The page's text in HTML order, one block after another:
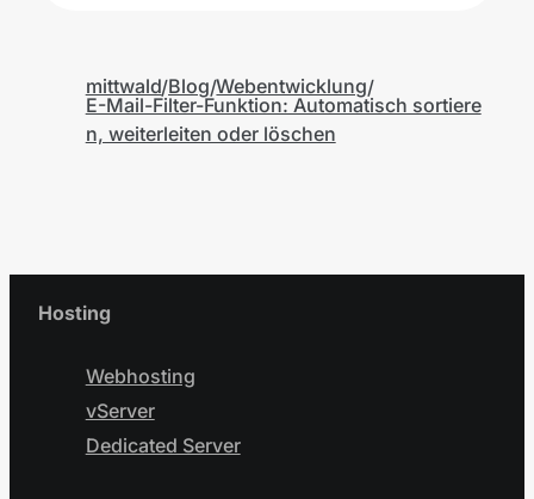
mittwald Blog Webentwicklung
E-Mail-Filter-Funktion: Automatisch sortiere
n, weiterleiten oder löschen
Hosting
Webhosting
vServer
Dedicated Server